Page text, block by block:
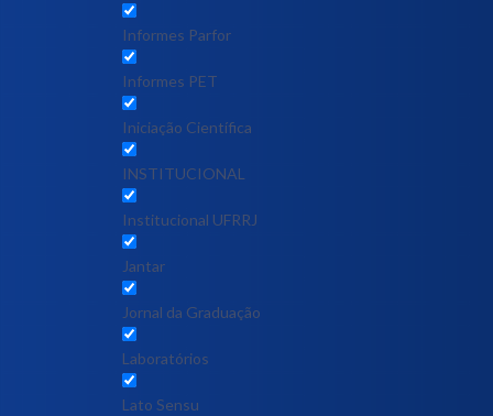
Informes Parfor
Informes PET
Iniciação Científica
INSTITUCIONAL
Institucional UFRRJ
Jantar
Jornal da Graduação
Laboratórios
Lato Sensu